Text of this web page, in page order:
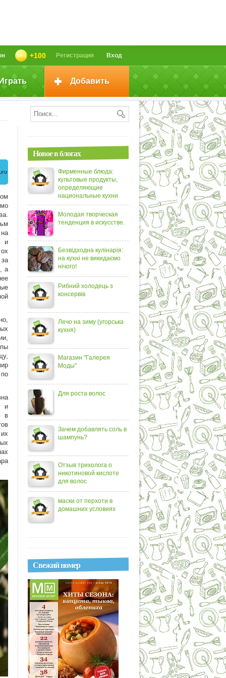
Вход
Регистрация
+100
Добавить
и
а
и
в
Новое в блогах
Фирменные блюда:
культовые продукты,
определяющие
национальные кухни
Молодая творческая
тенденция в искусстве.
Безвідходна кулінарія:
на кухні не викидаємо
нічого!
Рибний холодець з
консервів
Лечо на зиму (угорська
кухня)
Магазин "Галерея
Моды"
Для роста волос
Зачем добавлять соль в
шампунь?
Отзыв трихолога о
никотиновой кислоте
для волос
маски от перхоти в
домашних условиях
Свежий номер